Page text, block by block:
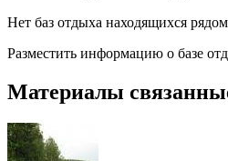
Нет баз отдыха находящихся
Разместить информацию о базе
Материалы